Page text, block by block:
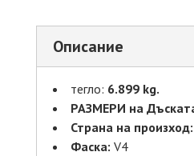
Описание
тегло: 6.899 kg.
РАЗМЕРИ на
Страна на произход:
Фаска: V4